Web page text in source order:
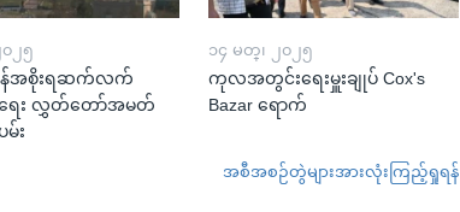
၂၅
အစိုးရဆက်လက်
း လွှတ်တော်အမတ်
း
၁၄ မတ္၊ ၂၀၂၅
ကုလအတွင်းရေးမှူးချုပ် Cox's
Bazar ရောက်
အစီအစဉ်တွဲများအားလုံးကြည့်ရှုရန်